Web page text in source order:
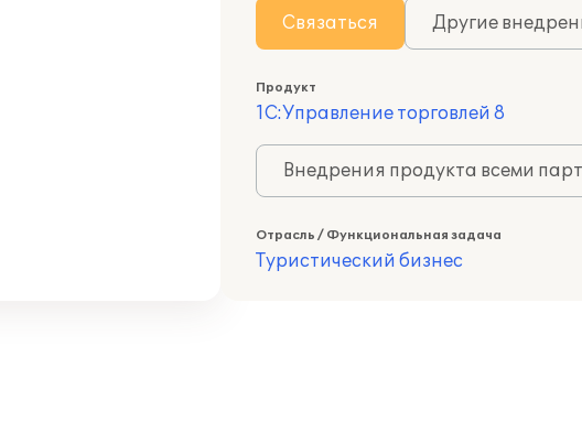
Связаться Другие
Продукт
1С:Управление торговлей 8
Внедрения продукта всеми
Отрасль / Функциональная задача
Туристический бизнес